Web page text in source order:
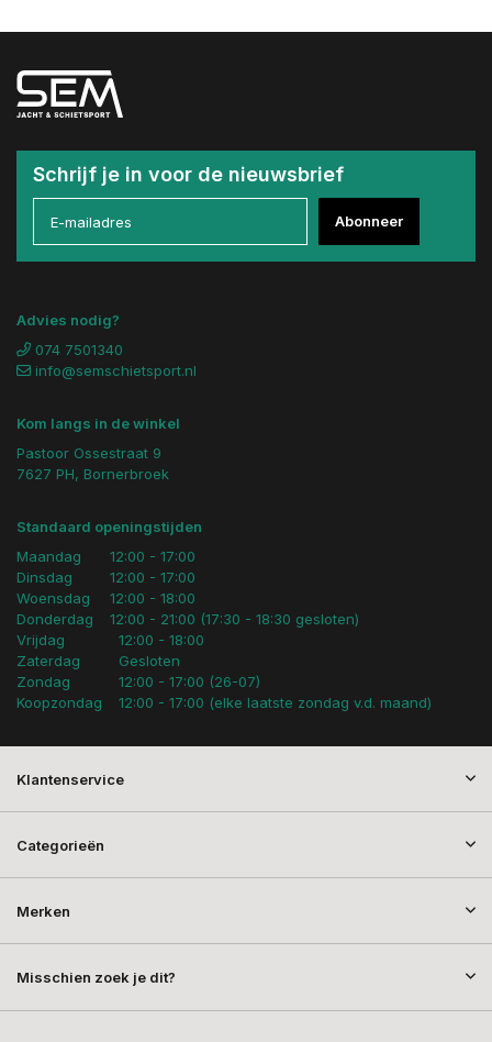
Schrijf je in voor de nieuwsbrief
Abonneer
Advies nodig?
074 7501340
info@semschietsport.nl
Kom langs in de winkel
Pastoor Ossestraat 9
7627 PH, Bornerbroek
Standaard openingstijden
Maandag
Dinsdag
Woensdag
Donderdag
12:00 - 17:00
12:00 - 17:00
12:00 - 18:00
12:00 - 21:00 (17:30 - 18:30 gesloten)
Vrijdag
Zaterdag
Zondag
Koopzondag
12:00 - 18:00
Gesloten
12:00 - 17:00 (26-07)
12:00 - 17:00 (elke laatste zondag v.d. maand)
Klantenservice
Categorieën
Merken
Misschien zoek je dit?